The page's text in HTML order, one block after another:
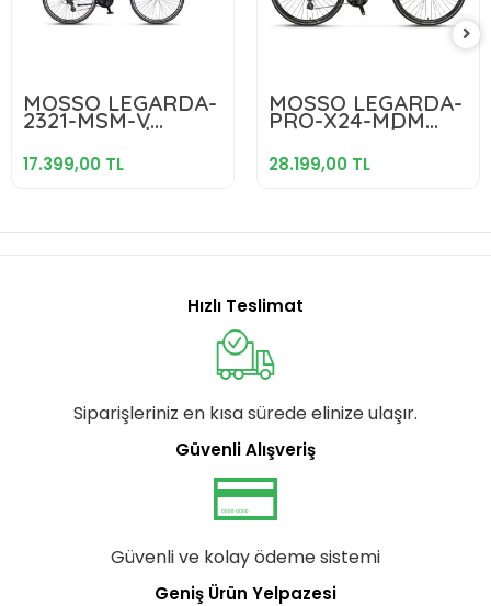
MOSSO LEGARDA-
2321-MSM-V
ERKEK ŞEHİR
BİSİKLETİ 510H 28
JANT 21 VİTES
17.399,00 TL
Sepete Ekle
MOSSO LEGARDA-
PRO-X24-MDM
ERKEK ŞEHİR
BİSİKLETİ 460H HD
28 JANT 24 VİTES
28.199,00 TL
Sepete Ekle
Hızlı Teslimat
Siparişleriniz en kısa sürede elinize ulaşır.
Güvenli Alışveriş
Güvenli ve kolay ödeme sistemi
Geniş Ürün Yelpazesi